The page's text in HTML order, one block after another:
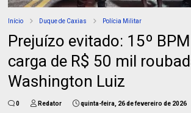
Início Duque de Caxias Polícia Militar
Prejuízo evitado: 15º
carga de R$ 50 mil
Washington Luiz
0 Redator quinta-feira, 26 de fevereiro de 2026